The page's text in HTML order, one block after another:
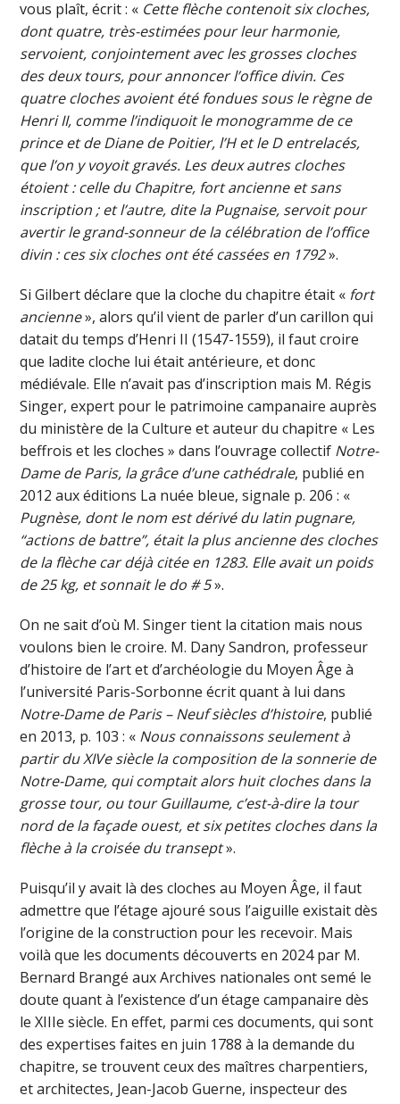
vous plaît, écrit : « Cette flèche contenoit six cloches,
dont quatre, très-estimées pour leur harmonie,
servoient, conjointement avec les grosses cloches
des deux tours, pour annoncer l’office divin. Ces
quatre cloches avoient été fondues sous le règne de
Henri II, comme l’indiquoit le monogramme de ce
prince et de Diane de Poitier, l’H et le D entrelacés,
que l’on y voyoit gravés. Les deux autres cloches
étoient : celle du Chapitre, fort ancienne et sans
inscription ; et l’autre, dite la Pugnaise, servoit pour
avertir le grand-sonneur de la célébration de l’office
divin : ces six cloches ont été cassées en 1792».
Si Gilbert déclare que la cloche du chapitre était « fort
ancienne», alors qu’il vient de parler d’un carillon qui
datait du temps d’Henri II (1547-1559), il faut croire
que ladite cloche lui était antérieure, et donc
médiévale. Elle n’avait pas d’inscription mais M. Régis
Singer, expert pour le patrimoine campanaire auprès
du ministère de la Culture et auteur du chapitre « Les
beffrois et les cloches » dans l’ouvrage collectif Notre-
Dame de Paris, la grâce d’une cathédrale, publié en
2012 aux éditions La nuée bleue, signale p. 206 : «
Pugnèse, dont le nom est dérivé du latin pugnare,
“actions de battre”, était la plus ancienne des cloches
de la flèche car déjà citée en 1283. Elle avait un poids
de 25 kg, et sonnait le do # 5».
On ne sait d’où M. Singer tient la citation mais nous
voulons bien le croire. M. Dany Sandron, professeur
d’histoire de l’art et d’archéologie du Moyen Âge à
l’université Paris-Sorbonne écrit quant à lui dans
Notre-Dame de Paris – Neuf siècles d’histoire, publié
en 2013, p. 103 : « Nous connaissons seulement à
partir du XIVe siècle la composition de la sonnerie de
Notre-Dame, qui comptait alors huit cloches dans la
grosse tour, ou tour Guillaume, c’est-à-dire la tour
nord de la façade ouest, et six petites cloches dans la
flèche à la croisée du transept».
Puisqu’il y avait là des cloches au Moyen Âge, il faut
admettre que l’étage ajouré sous l’aiguille existait dès
l’origine de la construction pour les recevoir. Mais
voilà que les documents découverts en 2024 par M.
Bernard Brangé aux Archives nationales ont semé le
doute quant à l’existence d’un étage campanaire dès
le XIIIe siècle. En effet, parmi ces documents, qui sont
des expertises faites en juin 1788 à la demande du
chapitre, se trouvent ceux des maîtres charpentiers,
et architectes, Jean-Jacob Guerne, inspecteur des